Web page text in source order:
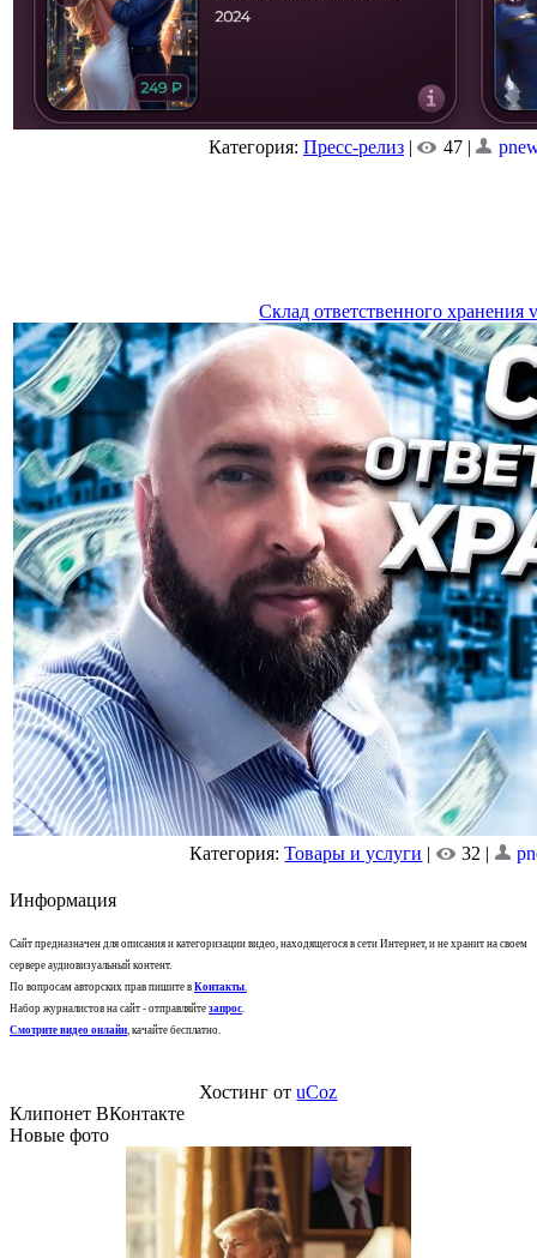
Категория: Пресс-релиз | 47 |
Склад ответственного хранения
Категория:Товары и услуги | 32 |
Информация
Сайт предназначен для описания и категоризации видео, находящегося в сети Интернет, и не хранит на своем
сервере аудиовизуальный контент.
По вопросам авторских прав пишите в Контакты.
Набор журналистов на сайт - отправляйте запрос.
Смотрите видео онлайн, качайте бесплатно.
Хостинг отuCoz
Клипонет ВКонтакте
Новые фото